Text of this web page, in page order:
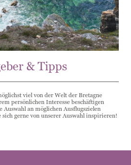
& Tipps
viel von der Welt der Bretagne
persönlichen Interesse beschäftigen
an möglichen Ausflugszielen
sich gerne von unserer Auswahl inspirieren!